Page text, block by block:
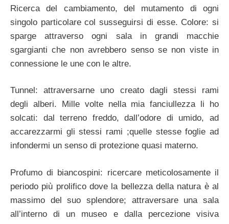
Ricerca del cambiamento, del mutamento di ogni
singolo particolare col susseguirsi di esse. Colore: si
sparge attraverso ogni sala in grandi macchie
sgargianti che non avrebbero senso se non viste in
connessione le une con le altre.
Tunnel: attraversarne uno creato dagli stessi rami
degli alberi. Mille volte nella mia fanciullezza li ho
solcati: dal terreno freddo, dall’odore di umido, ad
accarezzarmi gli stessi rami ;quelle stesse foglie ad
infondermi un senso di protezione quasi materno.
Profumo di biancospini: ricercare meticolosamente il
periodo più prolifico dove la bellezza della natura è al
massimo del suo splendore; attraversare una sala
all’interno di un museo e dalla percezione visiva